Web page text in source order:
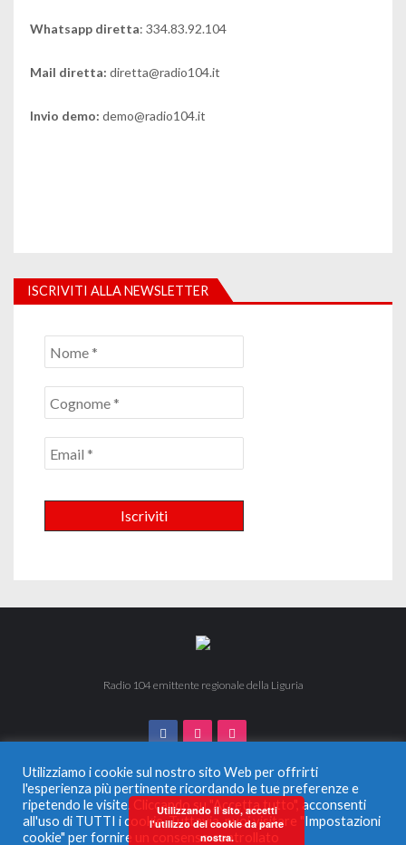
Whatsapp diretta: 334.83.92.104
Mail diretta: diretta@radio104.it
Invio demo: demo@radio104.it
ISCRIVITI ALLA NEWSLETTER
Radio 104 emittente regionale della Liguria
© 2024 Radio 104. Tutti i diritti riservati. Vietata la duplicazione
anche parziale.
Radio Monferrato Srl - P.IVA 00956220057 La società ha
Utilizziamo i cookie sul nostro sito Web per offrirti
l'esperienza più pertinente ricordando le tue preferenze e
ripetendo le visite. Cliccando su "Accetta tutto", acconsenti
all'uso di TUTTI i cookie. Tuttavia, puoi visitare "Impostazioni
cookie" per fornire un consenso controllato
Utilizzando il sito, accetti
l'utilizzo dei cookie da parte
nostra.